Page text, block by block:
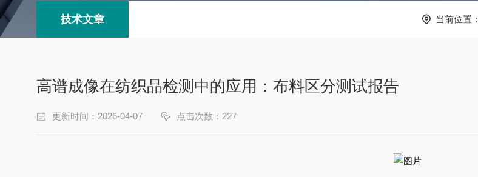
技术文章 当前位置：
高谱成像在纺织品检测中的应用：布料区分测试报告
更新时间：2026-04-07 点击次数：227